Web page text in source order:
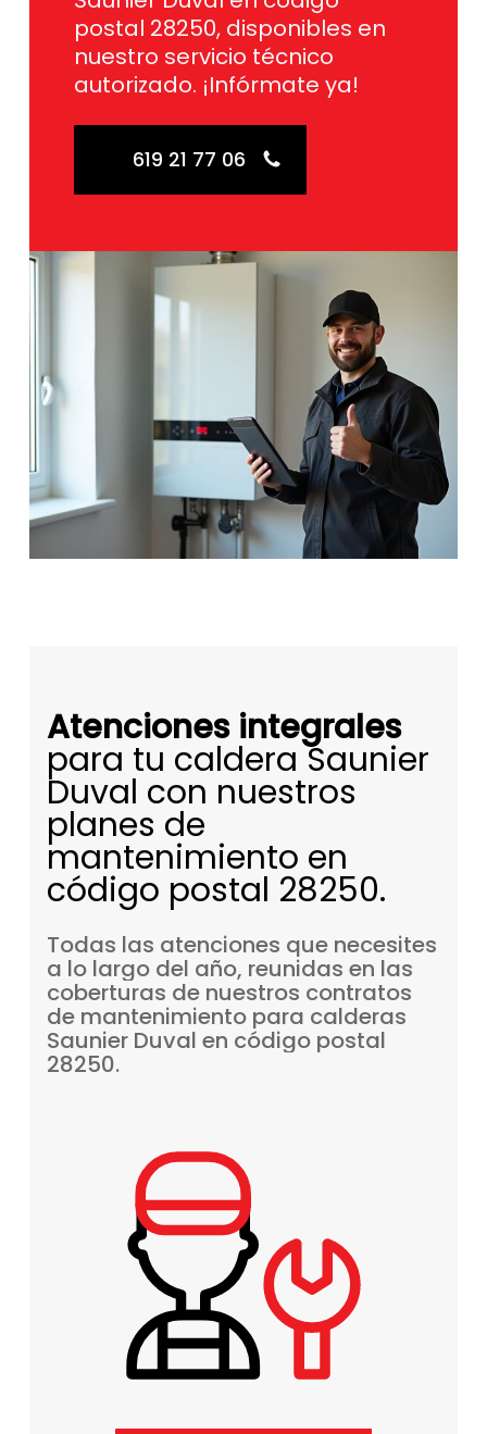
postal 28250, disponibles en
nuestro servicio técnico
autorizado. ¡Infórmate ya!
619 21 77 06
Atenciones integrales
para tu caldera Saunier
Duval con nuestros
planes de
mantenimiento en
código postal 28250.
Todas las atenciones que necesites
a lo largo del año, reunidas en las
coberturas de nuestros contratos
de mantenimiento para calderas
Saunier Duval en código postal
28250.